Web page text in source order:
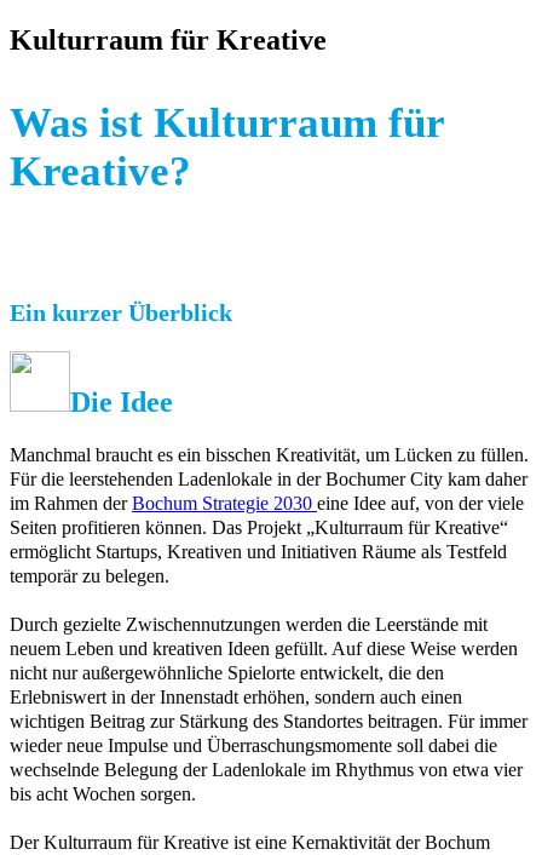
Kulturraum für Kreative
Was ist Kulturraum für
Kreative?
Ein kurzer Überblick
Die Idee
Manchmal braucht es ein bisschen Kreativität, um Lücken zu füllen.
Für die leerstehenden Ladenlokale in der Bochumer City kam daher
im Rahmen derBochum Strategie 2030 eine Idee auf, von der viele
Seiten profitieren können. Das Projekt „Kulturraum für Kreative“
ermöglicht Startups, Kreativen und Initiativen Räume als Testfeld
temporär zu belegen.
Durch gezielte Zwischennutzungen werden die Leerstände mit
neuem Leben und kreativen Ideen gefüllt. Auf diese Weise werden
nicht nur außergewöhnliche Spielorte entwickelt, die den
Erlebniswert in der Innenstadt erhöhen, sondern auch einen
wichtigen Beitrag zur Stärkung des Standortes beitragen. Für immer
wieder neue Impulse und Überraschungsmomente soll dabei die
wechselnde Belegung der Ladenlokale im Rhythmus von etwa vier
bis acht Wochen sorgen.
Der Kulturraum für Kreative ist eine Kernaktivität der Bochum